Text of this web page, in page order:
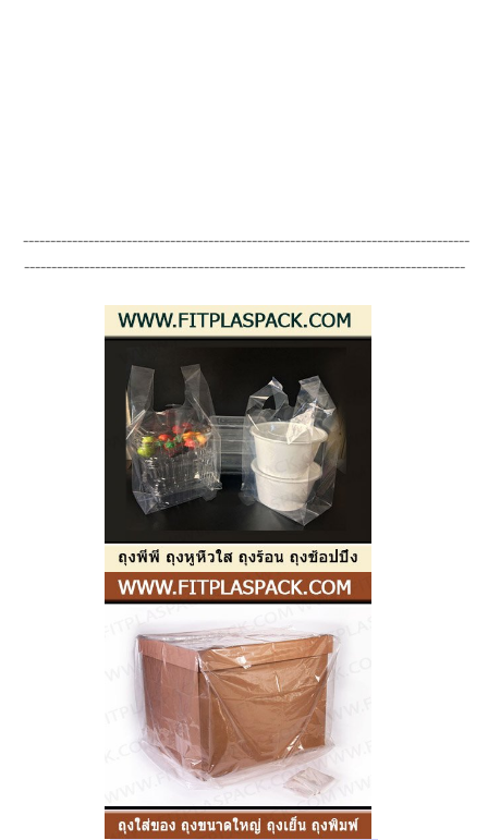
----------------------------------------------------------------------------------
---------------------------------------------------------------------------------